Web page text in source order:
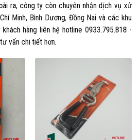
ra, công ty còn chuyên nhận dịch vụ xử
Minh, Bình Dương, Đồng Nai và các khu
hàng liên hệ hotline 0933.795.818 -
vấn chi tiết hơn.